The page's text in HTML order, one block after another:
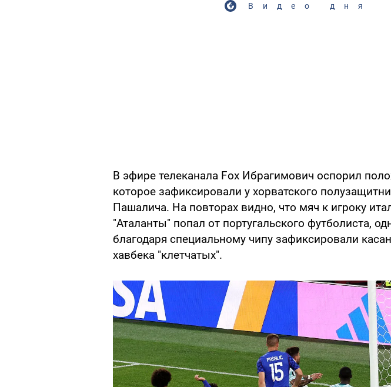
Видео дня
В эфире телеканала Fox Ибрагимович оспорил
которое зафиксировали у хорватского
Пашалича. На повторах видно, что мяч к игроку
"Аталанты" попал от португальского футболиста,
благодаря специальному чипу зафиксировали
хавбека "клетчатых".